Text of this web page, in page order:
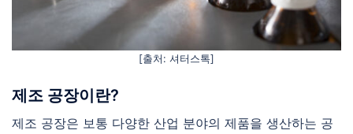
[출처: 셔터스톡]
제조 공장이란?
제조 공장은 보통 다양한 산업 분야의 제품을 생산하는 공